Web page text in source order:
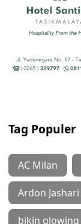
Tag Populer
AC Milan
Ardon Jashari
bikin glowing